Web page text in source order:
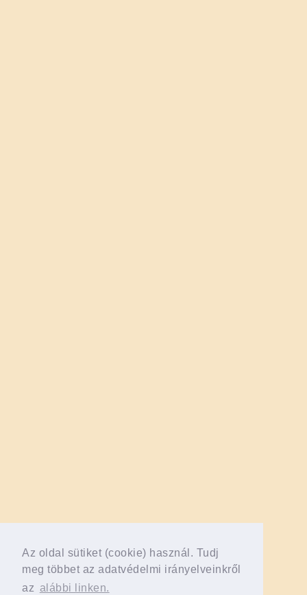
Az oldal sütiket (cookie) használ. Tudj
meg többet az adatvédelmi irányelveinkről
az alábbi linken.